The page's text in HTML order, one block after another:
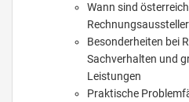
Wann sind
Besonderheiten bei
Sachverhalten und
Leistungen
Praktische